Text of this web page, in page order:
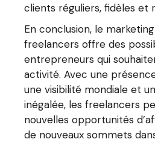
clients réguliers, fidèles et
En conclusion, le
freelancers offre des
entrepreneurs qui
activité. Avec une
une visibilité mondiale et
inégalée, les freelancers
nouvelles opportunités
de nouveaux sommets